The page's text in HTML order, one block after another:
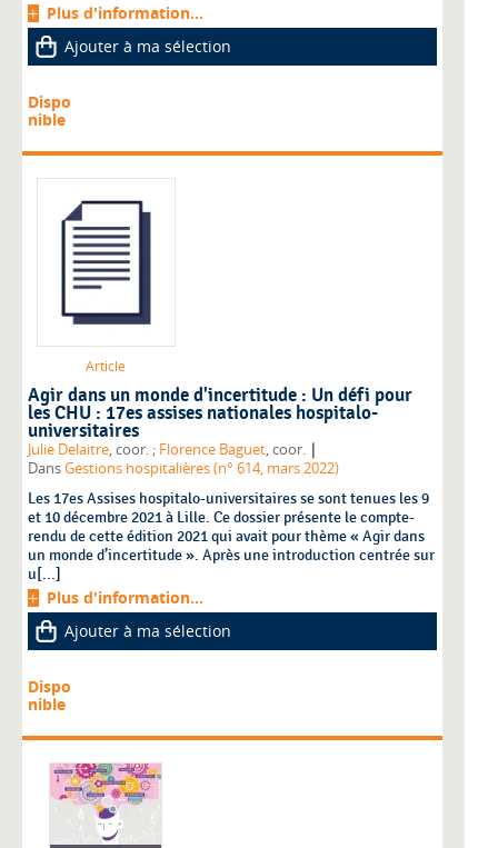
Plus d'information...
Ajouter à ma sélection
Dispo
nible
Article
Agir dans un monde d'incertitude : Un défi pour
les CHU : 17es assises nationales hospitalo-
universitaires
Julie Delaitre , coor. ; Florence Baguet, coor. |
DansGestions hospitalières (n° 614, mars 2022)
Les 17es Assises hospitalo-universitaires se sont tenues les 9
et 10 décembre 2021 à Lille. Ce dossier présente le compte-
rendu de cette édition 2021 qui avait pour thème « Agir dans
un monde d’incertitude ». Après une introduction centrée sur
u[...]
Plus d'information...
Ajouter à ma sélection
Dispo
nible